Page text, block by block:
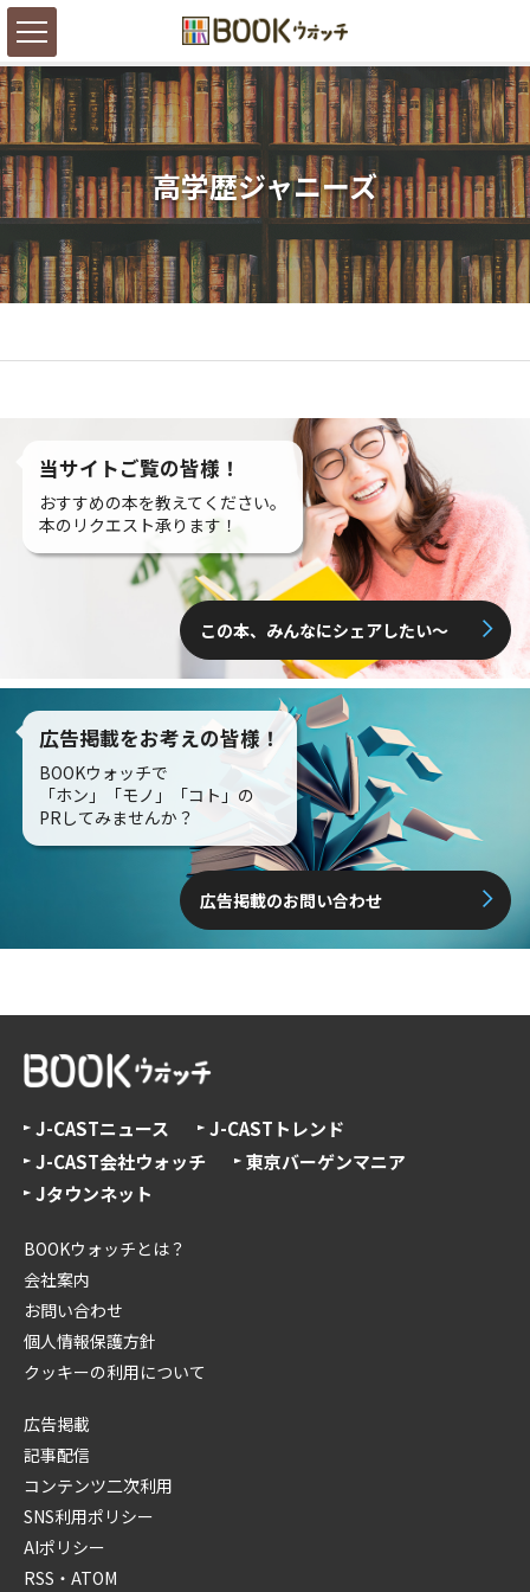
高学歴ジャニーズ
当サイトご覧の皆様！
おすすめの本を教えてください。
本のリクエスト承ります！
この本、みんなにシェアしたい〜
広告掲載をお考えの皆様！
BOOKウォッチで
「ホン」「モノ」「コト」の
PRしてみませんか？
広告掲載のお問い合わせ
J-CASTニュース
J-CASTトレンド
J-CAST会社ウォッチ
東京バーゲンマニア
Jタウンネット
BOOKウォッチとは？
会社案内
お問い合わせ
個人情報保護方針
クッキーの利用について
広告掲載
記事配信
コンテンツ二次利用
SNS利用ポリシー
AIポリシー
RSS・ATOM